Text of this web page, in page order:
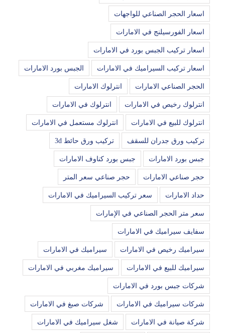
اسعار الحجر الصناعي للواجهات
اسعار الفورسيلنج في الامارات
اسعار تركيب الجبس بورد في الامارات
اسعار تركيب السيراميك في الامارات الجبس بورد الامارات
الحجر الصناعي الامارات انترلوك الامارات
انترلوك رخيص في الامارات انترلوك في الامارات
انترلوك للبيع في الامارات انترلوك مستعمل في الامارات
تركيب ورق جدران للسقف تركيب ورق حائط 3d
جبس بورد الامارات جبس بورد كناوف الامارات
حجر صناعي الامارات حجر صناعي سعر المتر
حداد الامارات سعر تركيب السيراميك في الامارات
سعر متر الحجر الصناعي في الإمارات
سفايف سيراميك في الامارات
سيراميك رخيص في الامارات سيراميك في الامارات
سيراميك للبيع في الامارات سيراميك مغربي في الامارات
شركات جبس بورد في الامارات
شركات سيراميك في الامارات شركات صبغ في الامارات
شركة صيانة في الامارات شغل سيراميك في الامارات